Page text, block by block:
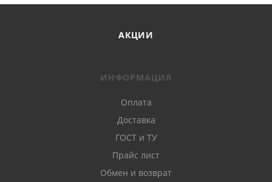
АКЦИИ
ИНФОРМАЦИЯ
Оплата
Доставка
ГОСТ и ТУ
Прайс лист
Обмен и возврат